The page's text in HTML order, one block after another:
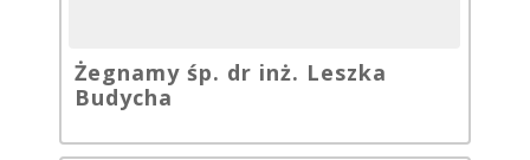
Żegnamy śp. dr inż. Leszka
Budycha